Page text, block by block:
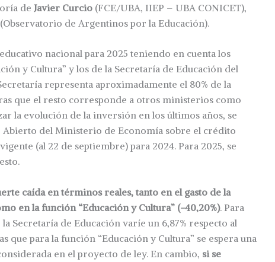
de Javier Curcio (FCE/UBA, IIEP – UBA CONICET),
(Observatorio de Argentinos por la Educación).
nacional para 2025 teniendo en cuenta los
y Cultura” y los de la Secretaría de Educación del
representa aproximadamente el 80% de la
que el resto corresponde a otros ministerios como
la evolución de la inversión en los últimos años, se
Abierto del Ministerio de Economía sobre el crédito
(al 22 de septiembre) para 2024. Para 2025, se
caída en términos reales, tanto en el gasto de la
en la función “Educación y Cultura” (-40,20%). Para
Secretaría de Educación varíe un 6,87% respecto al
para la función “Educación y Cultura” se espera una
en el proyecto de ley. En cambio, si se